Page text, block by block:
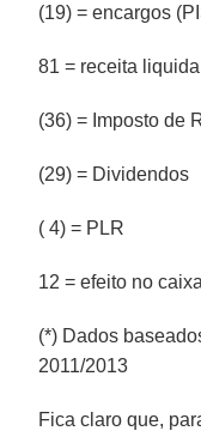
(19) = encargos
81 = receita
(36) = Imposto de
(29) = Dividendos
( 4) = PLR
12 = efeito no
(*) Dados
2011/2013
Fica claro que,